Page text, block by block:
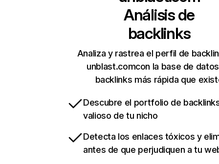
Análisis de
backlinks
Analiza y rastrea el perfil de
unblast.comcon la base de
backlinks más rápida que
Descubre el portfolio de
valioso de tu nicho
Detecta los enlaces tóxicos y
antes de que perjudiquen a tu